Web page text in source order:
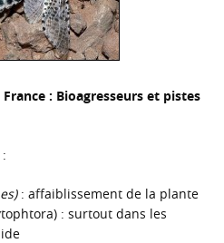
: Bioagresseurs et pistes
:
: affaiblissement de la plante
: surtout dans les